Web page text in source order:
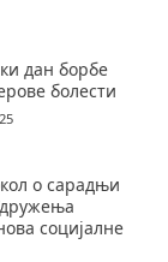
дан борбе
болести
о сарадњи
социјалне